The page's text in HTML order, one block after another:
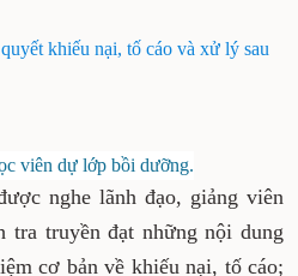
khiếu nại, tố cáo và xử lý sau
viên dự lớp bồi dưỡng.
nghe lãnh đạo, giảng viên
tra truyền đạt những nội dung
cơ bản về khiếu nại, tố cáo;